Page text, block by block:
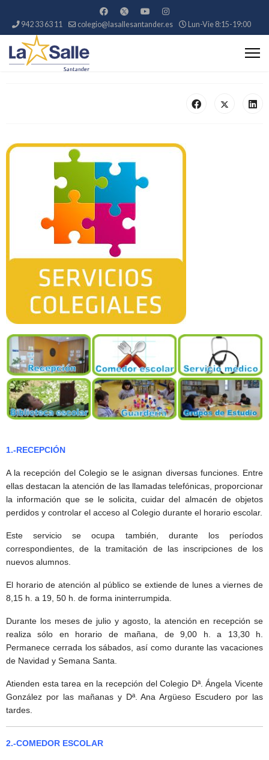
942 33 63 11 colegio@lasallesantander.es Lun-Vie 8:15-19:00
1.-RECEPCIÓN
A la recepción del Colegio se le asignan diversas funciones. Entre
ellas destacan la atención de las llamadas telefónicas, proporcionar
la información que se le solicita, cuidar del almacén de objetos
perdidos y controlar el acceso al Colegio durante el horario escolar.
Este servicio se ocupa también, durante los períodos
correspondientes, de la tramitación de las inscripciones de los
nuevos alumnos.
El horario de atención al público se extiende de lunes a viernes de
8,15 h. a 19, 50 h. de forma ininterrumpida.
Durante los meses de julio y agosto, la atención en recepción se
realiza sólo en horario de mañana, de 9,00 h. a 13,30 h.
Permanece cerrada los sábados, así como durante las vacaciones
de Navidad y Semana Santa.
Atienden esta tarea en la recepción del Colegio Dª. Ángela Vicente
González por las mañanas y Dª. Ana Argüeso Escudero por las
tardes.
2.-COMEDOR ESCOLAR